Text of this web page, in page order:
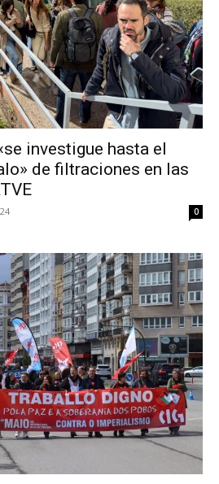
investigue hasta el
de filtraciones en las
0